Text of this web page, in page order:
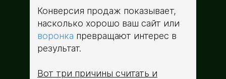
Конверсия продаж показывает,
насколько хорошо ваш сайт или
воронка превращают интерес в
результат.
Вот три причины считать и